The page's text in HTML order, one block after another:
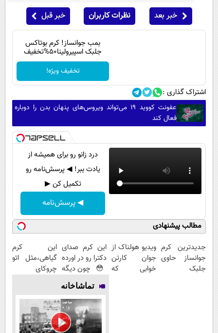
خبر بعد نظرات کاربران خبر قبل
بمب جوانساز! کرم بوتاکس
جلبک اسپیرولینا50%تخفیف
تخفیف ویژه!
اشتراک گذاری :
عفونت کووید ۱۹ می‌تواند ویروس‌های پنهان بدن را دوباره
فعال کند
درد زانو رو برای همیشه از
یادت ببر! ◀ پرسش‌نامه رو
تکمیل کن ▶
◀ پرسش‌نامه
مطالب پیشنهادی
جدیدترین کرم
جوانساز حاوی
جلبک
ویدیو هولناک از
جوان کارتن
خوابی که
این کرم صدای
دکترا رو در اورده
😳 چون دیگه
نیازی نداری
بوتاکس کنی!!!
این کرم
گیاهی،مثل اتو
چروکای
تماشاخانه